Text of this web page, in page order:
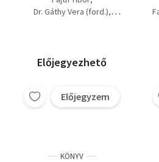
Jugoszlávia
Dr. Gáthy Vera (ford.)
Előjegyezhető
Előjegyzem
KÖNYV